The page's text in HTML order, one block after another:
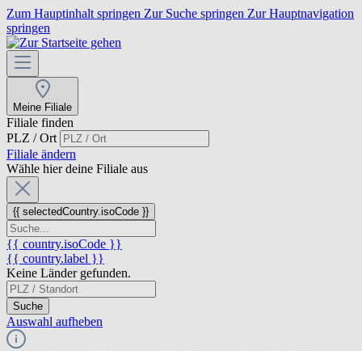
Zum Hauptinhalt springen Zur Suche springen Zur Hauptnavigation
springen
Meine Filiale
Filiale finden
PLZ / Ort
Filiale ändern
Wähle hier deine Filiale aus
{{ selectedCountry.isoCode }}
{{ country.isoCode }}
{{ country.label }}
Keine Länder gefunden.
Suche
Auswahl aufheben